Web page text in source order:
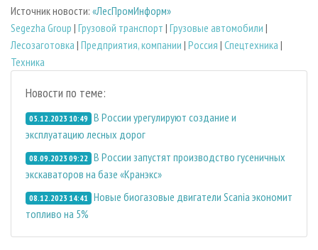
Источник новости: «ЛесПромИнформ»
Segezha Group | Грузовой транспорт | Грузовые автомобили |
Лесозаготовка | Предприятия, компании | Россия | Спецтехника |
Техника
Новости по теме:
05.12.2023 10:49 В России урегулируют создание и
эксплуатацию лесных дорог
08.09.2023 09:22 В России запустят производство гусеничных
экскаваторов на базе «Кранэкс»
08.12.2023 14:41 Новые биогазовые двигатели Scania экономит
топливо на 5%